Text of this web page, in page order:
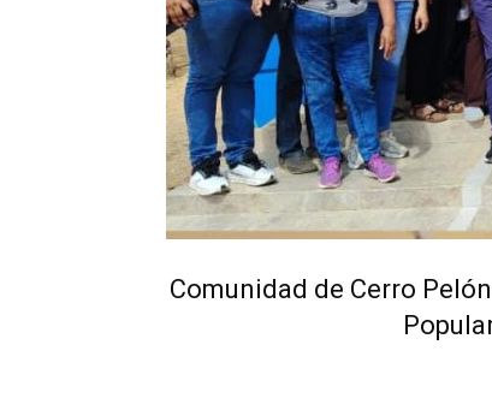
Comunidad de Cerro